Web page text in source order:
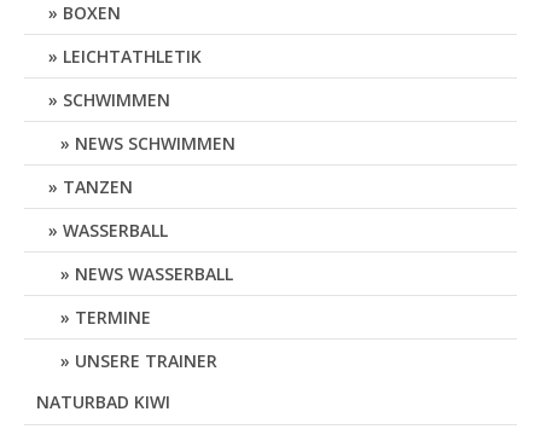
BOXEN
LEICHTATHLETIK
SCHWIMMEN
NEWS SCHWIMMEN
TANZEN
WASSERBALL
NEWS WASSERBALL
TERMINE
UNSERE TRAINER
NATURBAD KIWI